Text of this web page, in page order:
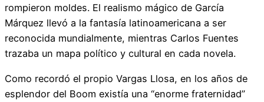
rompieron moldes. El realismo mágico de García
Márquez llevó a la fantasía latinoamericana a ser
reconocida mundialmente, mientras Carlos Fuentes
trazaba un mapa político y cultural en cada novela.
Como recordó el propio Vargas Llosa, en los años de
esplendor del Boom existía una “enorme fraternidad”